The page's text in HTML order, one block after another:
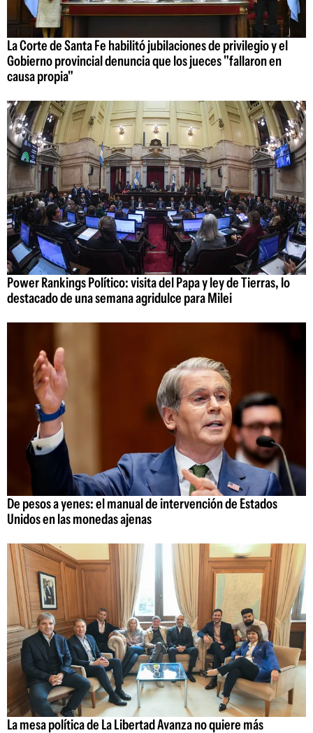
La Corte de Santa Fe habilitó jubilaciones de privilegio y el
Gobierno provincial denuncia que los jueces "fallaron en
causa propia"
Power Rankings Político: visita del Papa y ley de Tierras, lo
destacado de una semana agridulce para Milei
De pesos a yenes: el manual de intervención de Estados
Unidos en las monedas ajenas
La mesa política de La Libertad Avanza no quiere más